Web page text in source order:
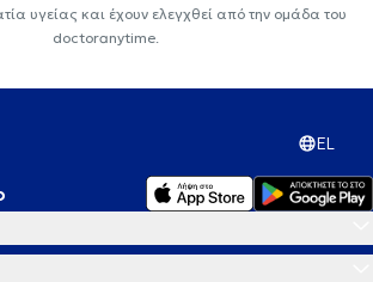
υγείας και έχουν ελεγχθεί από την ομάδα του
doctoranytime.
EL